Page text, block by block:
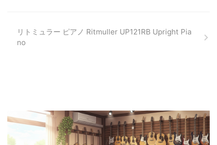
リトミュラー ピアノ Ritmuller UP121RB Upright Pia
no